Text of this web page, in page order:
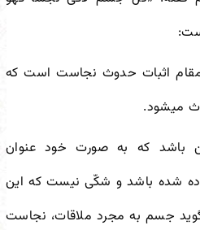
مقام اثبات حدوث نجاست است که
میشود.
باشد که به صورت خود عنوان
شده باشد و شکّی نیست که این
جسم به مجرد ملاقات، نجاست